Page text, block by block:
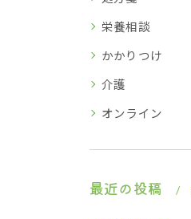
栄養相談
かかりつけ
介護
オンライン
最近の投稿